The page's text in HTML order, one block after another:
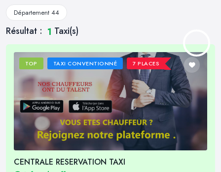
Département 44
Résultat : 1 Taxi(s)
TOP TAXI CONVENTIONNÉ 7 PLACES
CENTRALE RESERVATION TAXI